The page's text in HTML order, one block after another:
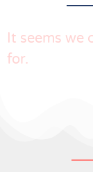
It seems we
for.